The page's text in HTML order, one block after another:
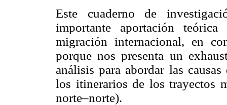
Este cuaderno de
importante aportación
migración internacional, en
porque nos presenta un
análisis para abordar las
los itinerarios de los trayectos
norte–norte).